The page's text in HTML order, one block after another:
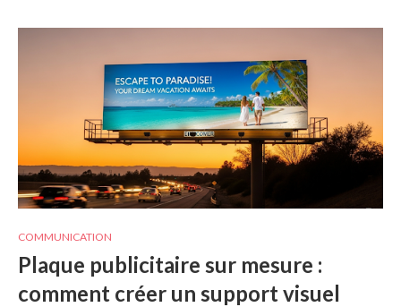
COMMUNICATION
Plaque publicitaire sur mesure :
comment créer un support visuel